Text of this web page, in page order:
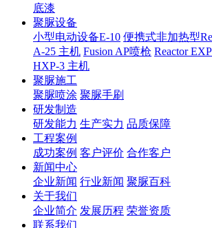
底漆
聚脲设备
小型电动设备E-10 便携式非加热型
A-25 主机 Fusion AP喷枪 Reactor
HXP-3 主机
聚脲施工
聚脲喷涂 聚脲手刷
研发制造
研发能力 生产实力 品质保障
工程案例
成功案例 客户评价 合作客户
新闻中心
企业新闻 行业新闻 聚脲百科
关于我们
企业简介 发展历程 荣誉资质
联系我们